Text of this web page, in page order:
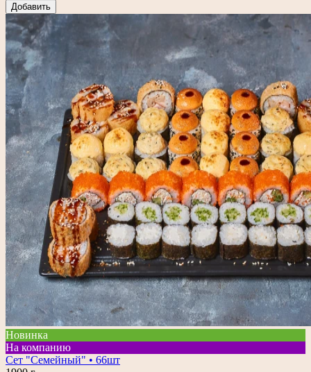
Добавить
Новинка
На компанию
Сет "Семейный" • 66шт